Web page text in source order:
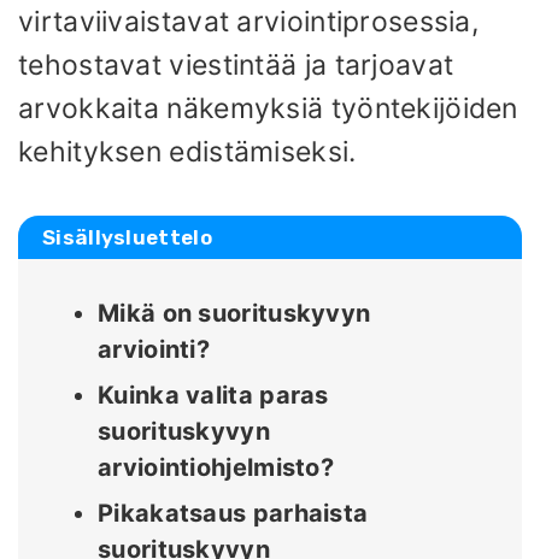
virtaviivaistavat arviointiprosessia,
tehostavat viestintää ja tarjoavat
arvokkaita näkemyksiä työntekijöiden
kehityksen edistämiseksi.
Sisällysluettelo
Mikä on suorituskyvyn
arviointi?
Kuinka valita paras
suorituskyvyn
arviointiohjelmisto?
Pikakatsaus parhaista
suorituskyvyn